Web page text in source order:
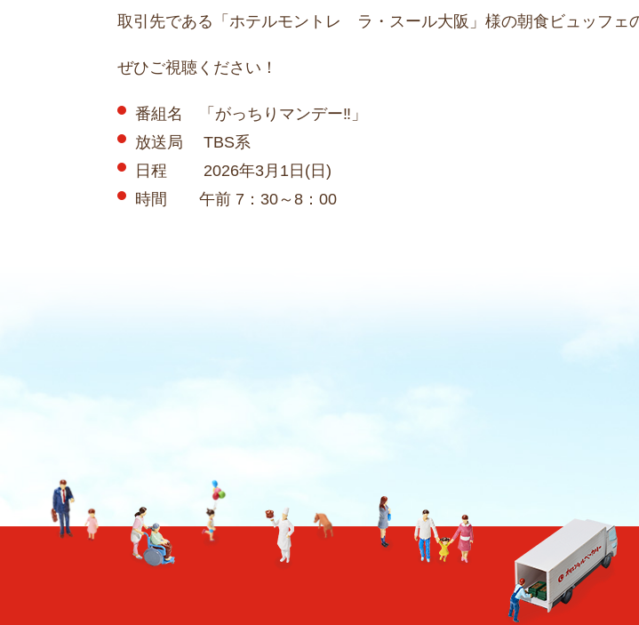
取引先である「ホテルモントレ ラ・スール大阪」様の朝食ビュッフェ
ぜひご視聴ください！
番組名 「がっちりマンデー‼」
放送局 TBS系
日程 2026年3月1日(日)
時間 午前 7：30～8：00